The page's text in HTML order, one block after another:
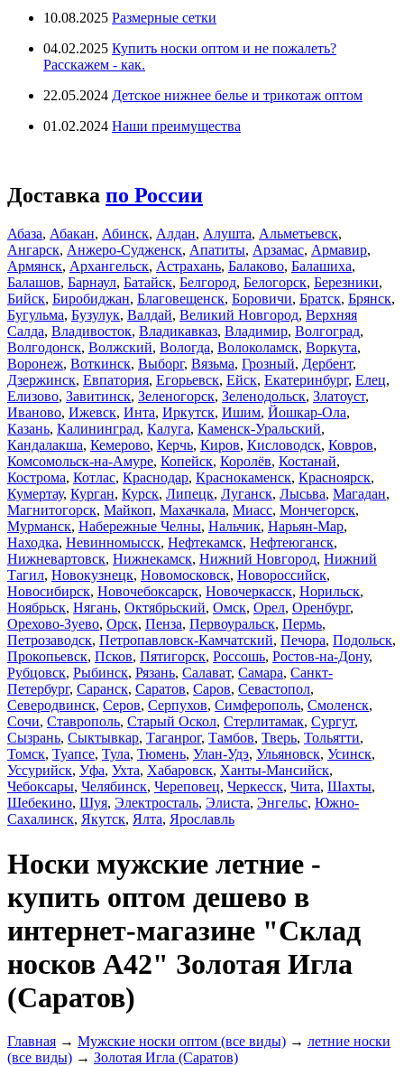
10.08.2025 Размерные сетки
04.02.2025 Купить носки оптом и не пожалеть?
Расскажем - как.
22.05.2024 Детское нижнее белье и трикотаж оптом
01.02.2024 Наши преимущества
Доставка по России
Абаза, Абакан, Абинск, Алдан, Алушта, Альметьевск,
Ангарск, Анжеро-Судженск, Апатиты, Арзамас, Армавир,
Армянск, Архангельск, Астрахань, Балаково, Балашиха,
Балашов, Барнаул, Батайск, Белгород, Белогорск, Березники,
Бийск, Биробиджан, Благовещенск, Боровичи, Братск, Брянск,
Бугульма, Бузулук, Валдай, Великий Новгород, Верхняя
Салда, Владивосток, Владикавказ, Владимир, Волгоград,
Волгодонск, Волжский, Вологда, Волоколамск, Воркута,
Воронеж, Воткинск, Выборг, Вязьма, Грозный, Дербент,
Дзержинск, Евпатория, Егорьевск, Ейск, Екатеринбург, Елец,
Елизово, Завитинск, Зеленогорск, Зеленодольск, Златоуст,
Иваново, Ижевск, Инта, Иркутск, Ишим, Йошкар-Ола,
Казань, Калининград, Калуга, Каменск-Уральский,
Кандалакша, Кемерово, Керчь, Киров, Кисловодск, Ковров,
Комсомольск-на-Амуре, Копейск, Королёв, Костанай,
Кострома, Котлас, Краснодар, Краснокаменск, Красноярск,
Кумертау, Курган, Курск, Липецк, Луганск, Лысьва, Магадан,
Магнитогорск, Майкоп, Махачкала, Миасс, Мончегорск,
Мурманск, Набережные Челны, Нальчик, Нарьян-Мар,
Находка, Невинномысск, Нефтекамск, Нефтеюганск,
Нижневартовск, Нижнекамск, Нижний Новгород, Нижний
Тагил, Новокузнецк, Новомосковск, Новороссийск,
Новосибирск, Новочебоксарск, Новочеркасск, Норильск,
Ноябрьск, Нягань, Октябрьский, Омск, Орел, Оренбург,
Орехово-Зуево, Орск, Пенза, Первоуральск, Пермь,
Петрозаводск, Петропавловск-Камчатский, Печора, Подольск,
Прокопьевск, Псков, Пятигорск, Россошь, Ростов-на-Дону,
Рубцовск, Рыбинск, Рязань, Салават, Самара, Санкт-
Петербург, Саранск, Саратов, Саров, Севастопол,
Северодвинск, Серов, Серпухов, Симферополь, Смоленск,
Сочи, Ставрополь, Старый Оскол, Стерлитамак, Сургут,
Сызрань, Сыктывкар, Таганрог, Тамбов, Тверь, Тольятти,
Томск, Туапсе, Тула, Тюмень, Улан-Удэ, Ульяновск, Усинск,
Уссурийск, Уфа, Ухта, Хабаровск, Ханты-Мансийск,
Чебоксары, Челябинск, Череповец, Черкесск, Чита, Шахты,
Шебекино, Шуя, Электросталь, Элиста, Энгельс, Южно-
Сахалинск, Якутск, Ялта, Ярославль
Носки мужские летние -
купить оптом дешево в
интернет-магазине "Склад
носков А42" Золотая Игла
(Саратов)
Главная → Мужские носки оптом (все виды) → летние носки
(все виды) → Золотая Игла (Саратов)